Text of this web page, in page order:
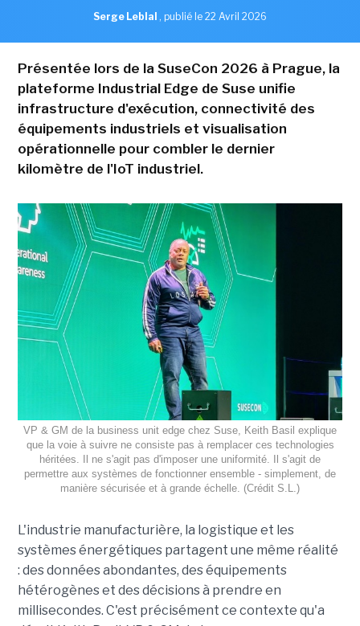
Serge Leblal , publié le 22 Avril 2026
Présentée lors de la SuseCon 2026 à Prague, la
plateforme Industrial Edge de Suse unifie
infrastructure d'exécution, connectivité des
équipements industriels et visualisation
opérationnelle pour combler le dernier
kilomètre de l'IoT industriel.
VP & GM de la business unit edge chez Suse, Keith Basil explique
que la voie à suivre ne consiste pas à remplacer ces technologies
héritées. Il ne s'agit pas d'imposer une uniformité. Il s'agit de
permettre aux systèmes de fonctionner ensemble - simplement, de
manière sécurisée et à grande échelle. (Crédit S.L.)
L'industrie manufacturière, la logistique et les
systèmes énergétiques partagent une même réalité
: des données abondantes, des équipements
hétérogènes et des décisions à prendre en
millisecondes. C'est précisément ce contexte qu'a